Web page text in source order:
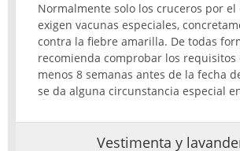
Normalmente solo los cruceros por el
exigen vacunas especiales,
contra la fiebre amarilla. De todas
recomienda comprobar los requisitos
menos 8 semanas antes de la fecha
se da alguna circunstancia especial
Vestimenta y